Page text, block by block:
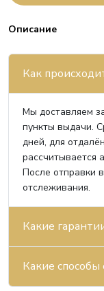
Описание
Как
Мы доставляем
пункты выдачи.
дней, для
рассчитывается
После отправки
отслеживания.
Какие
Какие